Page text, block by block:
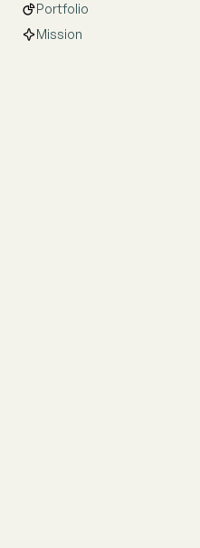
Portfolio
Mission